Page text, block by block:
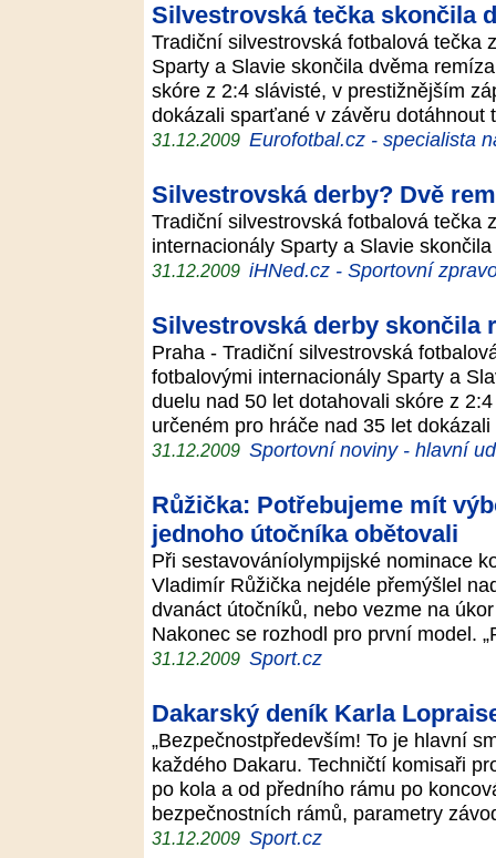
Silvestrovská tečka skončila
Tradiční silvestrovská fotbalová tečka
Sparty a Slavie skončila dvěma
skóre z 2:4 slávisté, v prestižnějším
dokázali sparťané v závěru
31.12.2009 Eurofotbal.cz - specialista
Silvestrovská derby? Dvě
Tradiční silvestrovská fotbalová tečka
internacionály Sparty a Slavie
31.12.2009 iHNed.cz - Sportovní
Silvestrovská derby skončila
Praha - Tradiční silvestrovská
fotbalovými internacionály Sparty a
duelu nad 50 let dotahovali skóre z
určeném pro hráče nad 35 let
31.12.2009 Sportovní noviny - hlavní
Růžička: Potřebujeme mít
jednoho útočníka obětovali
Při sestavováníolympijské nominace
Vladimír Růžička nejdéle přemýšlel
dvanáct útočníků, nebo vezme na
Nakonec se rozhodl pro první model.
31.12.2009 Sport.cz
Dakarský deník Karla
„Bezpečnostpředevším! To je hlavní
každého Dakaru. Techničtí komisaři
po kola a od předního rámu po
bezpečnostních rámů, parametry
31.12.2009 Sport.cz